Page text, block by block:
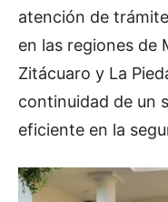
atención de
en las regiones de
Zitácuaro y La
continuidad de un
eficiente en la